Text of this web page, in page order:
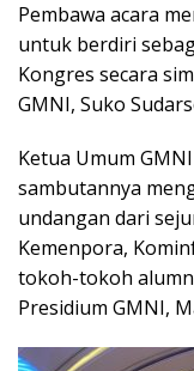
Pembawa acara
untuk berdiri
Kongres secara
GMNI, Suko
Ketua Umum
sambutannya
undangan dari
Kemenpora,
tokoh-tokoh
Presidium GMNI,